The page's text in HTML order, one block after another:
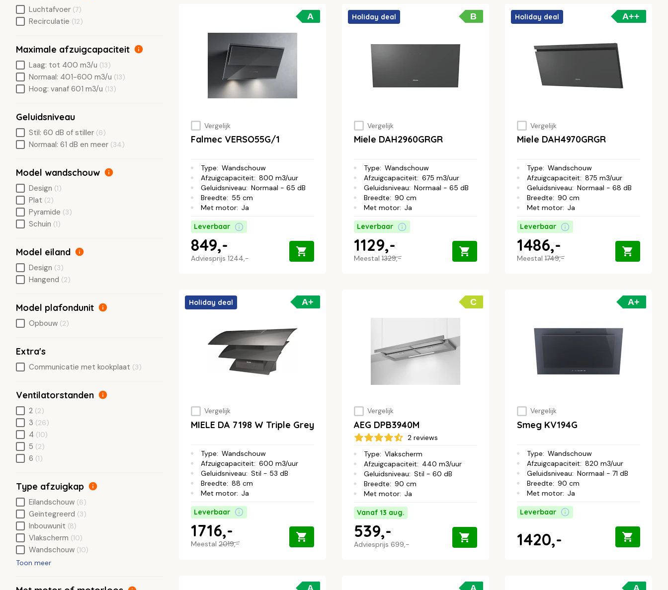
A
Vergelijk
Falmec VERSO55G/1
Type: Wandschouw
Afzuigcapaciteit: 800 m3/uur
Geluidsniveau: Normaal - 65 dB
Breedte: 55 cm
Met motor: Ja
Leverbaar
Adviesprijs 1244,-
849,-
B
Holiday deal
Vergelijk
Miele DAH2960GRGR
Type: Wandschouw
Afzuigcapaciteit: 675 m3/uur
Geluidsniveau: Normaal - 65 dB
Breedte: 90 cm
Met motor: Ja
Leverbaar
Meestal 1329,-
1129,-
A++
Holiday deal
Vergelijk
Miele DAH4970GRGR
Type: Wandschouw
Afzuigcapaciteit: 875 m3/uur
Geluidsniveau: Normaal - 68 dB
Breedte: 90 cm
Met motor: Ja
Leverbaar
Meestal 1749,-
1486,-
A+
Holiday deal
Vergelijk
MIELE DA 7198 W Triple Grey
Type: Wandschouw
Afzuigcapaciteit: 600 m3/uur
Geluidsniveau: Stil - 53 dB
Breedte: 88 cm
Met motor: Ja
Leverbaar
Meestal 2019,-
1716,-
C
Vergelijk
AEG DPB3940M
2 reviews
Type: Vlakscherm
Afzuigcapaciteit: 440 m3/uur
Geluidsniveau: Stil - 60 dB
Breedte: 90 cm
Met motor: Ja
Vanaf 13 aug.
Adviesprijs 699,-
539,-
A+
Vergelijk
Smeg KV194G
Type: Wandschouw
Afzuigcapaciteit: 820 m3/uur
Geluidsniveau: Normaal - 71 dB
Breedte: 90 cm
Met motor: Ja
Leverbaar
1420,-
A A A
Luchtafvoer (7)
Recirculatie (12)
Maximale afzuigcapaciteit
Laag: tot 400 m3/u (13)
Normaal: 401-600 m3/u (13)
Hoog: vanaf 601 m3/u (13)
Geluidsniveau
Stil: 60 dB of stiller (6)
Normaal: 61 dB en meer (34)
Model wandschouw
Design (1)
Plat (2)
Pyramide (3)
Schuin (1)
Model eiland
Design (3)
Hangend (2)
Model plafondunit
Opbouw (2)
Extra's
Communicatie met kookplaat (3)
Ventilatorstanden
2 (2)
3 (26)
4 (10)
5 (2)
6 (1)
Type afzuigkap
Eilandschouw (6)
Geïntegreerd (3)
Inbouwunit (8)
Vlakscherm (10)
Wandschouw (10)
Toon meer